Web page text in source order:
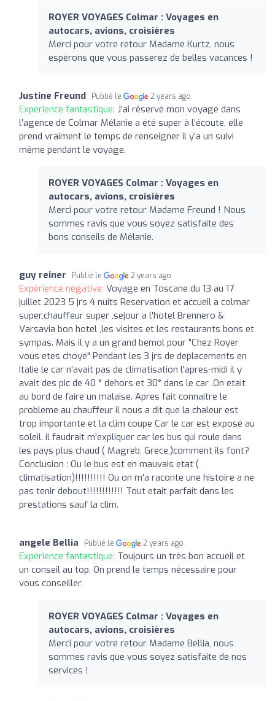
ROYER VOYAGES Colmar : Voyages en
autocars, avions, croisières
Merci pour votre retour Madame Kurtz, nous
espérons que vous passerez de belles vacances !
Justine Freund Publié le 2 years ago
Expérience fantastique: J’ai réservé mon voyage dans
l’agence de Colmar Mélanie a été super à l’écoute, elle
prend vraiment le temps de renseigner il y’a un suivi
même pendant le voyage.
ROYER VOYAGES Colmar : Voyages en
autocars, avions, croisières
Merci pour votre retour Madame Freund ! Nous
sommes ravis que vous soyez satisfaite des
bons conseils de Mélanie.
guy reiner Publié le 2 years ago
Expérience négative: Voyage en Toscane du 13 au 17
juillet 2023 5 jrs 4 nuits Reservation et accueil a colmar
super,chauffeur super ,sejour a l'hotel Brennero &
Varsavia bon hotel ,les visites et les restaurants bons et
sympas. Mais il y a un grand bemol pour "Chez Royer
vous etes choyé" Pendant les 3 jrs de deplacements en
Italie le car n'avait pas de climatisation l'apres-midi il y
avait des pic de 40 ° dehors et 30° dans le car .On etait
au bord de faire un malaise. Apres fait connaitre le
probleme au chauffeur il nous a dit que la chaleur est
trop importante et la clim coupe Car le car est exposé au
soleil. il faudrait m'expliquer car les bus qui roule dans
les pays plus chaud ( Magreb, Grece,)comment ils font?
Conclusion : Ou le bus est en mauvais etat (
climatisation)!!!!!!!!!! Ou on m'a raconte une histoire a ne
pas tenir debout!!!!!!!!!!!! Tout etait parfait dans les
prestations sauf la clim.
angele Bellia Publié le 2 years ago
Expérience fantastique: Toujours un très bon accueil et
un conseil au top. On prend le temps nécessaire pour
vous conseiller.
ROYER VOYAGES Colmar : Voyages en
autocars, avions, croisières
Merci pour votre retour Madame Bellia, nous
sommes ravis que vous soyez satisfaite de nos
services !